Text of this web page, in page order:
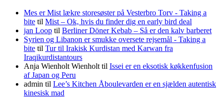
Mes er Mist lækre storesøster på Vesterbro Torv - Taking a
bite til Mist – Ok, hvis du finder dig en early bird deal
jan Loop til Berliner Döner Kebab – Så er den kalv barberet
Syrien og Libanon er smukke oversete rejsemål - Taking a
bite til Tur til Irakisk Kurdistan med Karwan fra
Iraqikurdistantours
Anja Wienholt Wienholt til Issei er en eksotisk køkkenfusion
af Japan og Peru
admin til Lee’s Kitchen Åboulevarden er en sjælden autentisk
kinesisk mad